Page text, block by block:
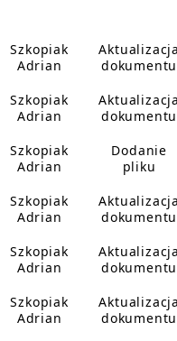
Szkopiak
Adrian
Aktualizacja
dokumentu
Szkopiak
Adrian
Aktualizacja
dokumentu
Szkopiak
Adrian
Dodanie
pliku
Szkopiak
Adrian
Aktualizacja
dokumentu
Szkopiak
Adrian
Aktualizacja
dokumentu
Szkopiak
Adrian
Aktualizacja
dokumentu